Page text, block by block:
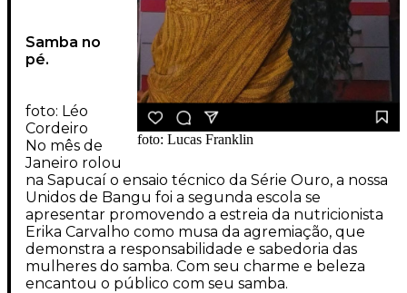
foto: Lucas Franklin
Samba no
pé.
foto: Léo
Cordeiro
No mês de
Janeiro rolou
na Sapucaí o ensaio técnico da Série Ouro, a nossa
Unidos de Bangu foi a segunda escola se
apresentar promovendo a estreia da nutricionista
Erika Carvalho como musa da agremiação, que
demonstra a responsabilidade e sabedoria das
mulheres do samba. Com seu charme e beleza
encantou o público com seu samba.